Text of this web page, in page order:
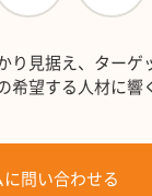
り見据え、ターゲ
希望する人材に響
に問い合わせる